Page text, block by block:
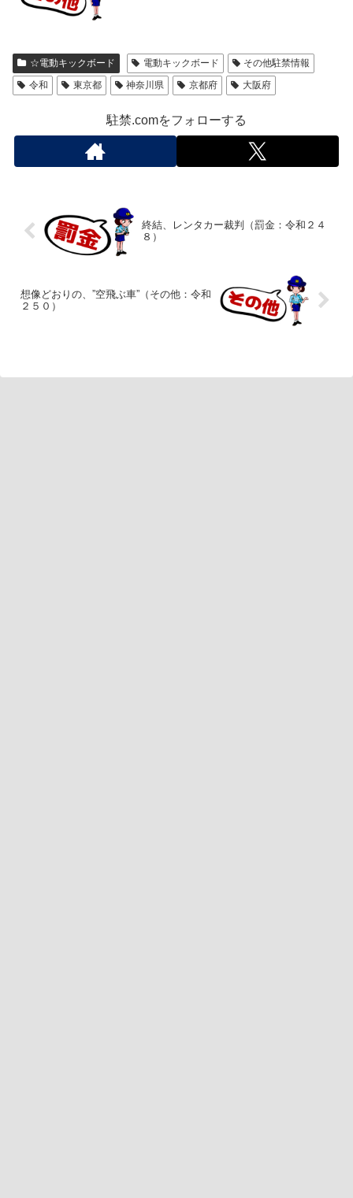
☆電動キックボード 電動キックボード
その他駐禁情報
令和
東京都 神奈川県 京都府 大阪府
駐禁.comをフォローする
終結、レンタカー裁判（罰金：令和２４
８）
想像どおりの、”空飛ぶ車”（その他：令和
２５０）